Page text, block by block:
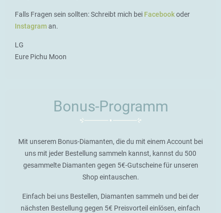
Falls Fragen sein sollten: Schreibt mich bei Facebookoder
Instagraman.
LG
Eure Pichu Moon
Bonus-Programm
Mit unserem Bonus-Diamanten, die du mit einem Account bei
uns mit jeder Bestellung sammeln kannst, kannst du 500
gesammelte Diamanten gegen 5€-Gutscheine für unseren
Shop eintauschen.
Einfach bei uns Bestellen, Diamanten sammeln und bei der
nächsten Bestellung gegen 5€ Preisvorteil einlösen, einfach